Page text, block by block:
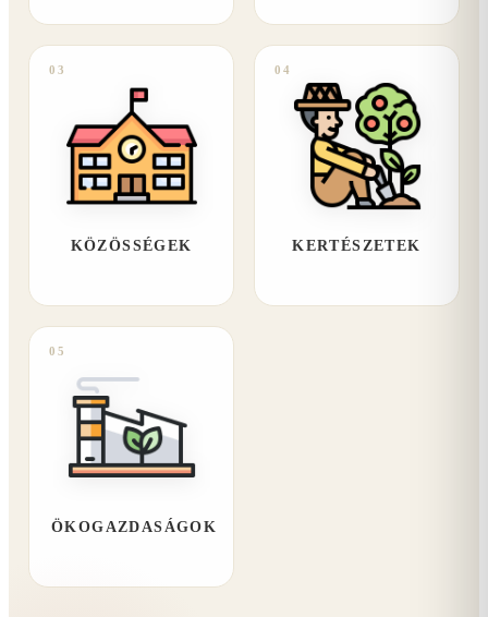
03
KÖZÖSSÉGEK
04
KERTÉSZETEK
05
ÖKOGAZDASÁGOK